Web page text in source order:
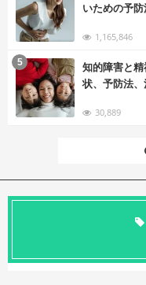
いための予
1,165,846
知的障害と
状、予防法
30,889
5